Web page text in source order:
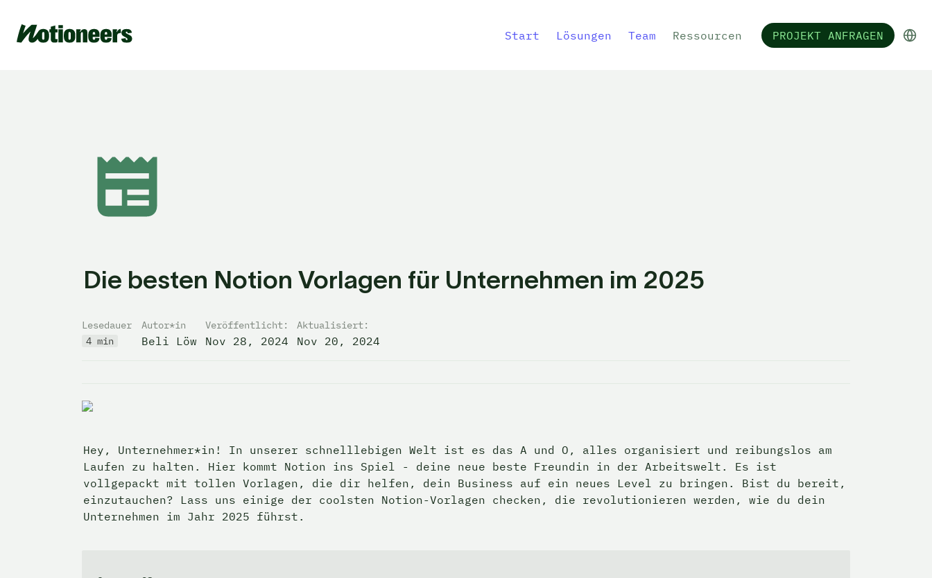
Start Lösungen Team Ressourcen PROJEKT ANFRAGEN
Die besten Notion Vorlagen für Unternehmen im 2025
Lesedauer
4 min
Autor*in
Beli Löw
Veröffentlicht:
Nov 28, 2024
Aktualisiert:
Nov 20, 2024
Hey, Unternehmer*in! In unserer schnelllebigen Welt ist es das A und O, alles organisiert und reibungslos am
Laufen zu halten. Hier kommt Notion ins Spiel - deine neue beste Freundin in der Arbeitswelt. Es ist
vollgepackt mit tollen Vorlagen, die dir helfen, dein Business auf ein neues Level zu bringen. Bist du bereit,
einzutauchen? Lass uns einige der coolsten Notion-Vorlagen checken, die revolutionieren werden, wie du dein
Unternehmen im Jahr 2025 führst.